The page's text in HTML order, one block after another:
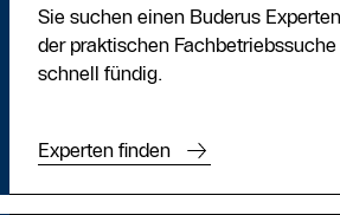
Sie suchen einen Buderus
der praktischen
schnell fündig.
Experten finden